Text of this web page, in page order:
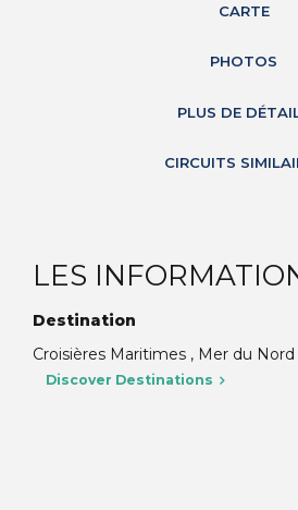
CARTE
PHOTOS
PLUS DE
CIRCUITS
LES
Destination
Croisières Maritimes , Mer du Nord
Discover Destinations